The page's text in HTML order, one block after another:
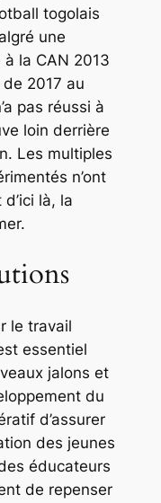
togolais
une
la CAN 2013
2017 au
pas réussi à
loin derrière
Les multiples
n’ont
là, la
le travail
essentiel
jalons et
du
d’assurer
des jeunes
éducateurs
de repenser